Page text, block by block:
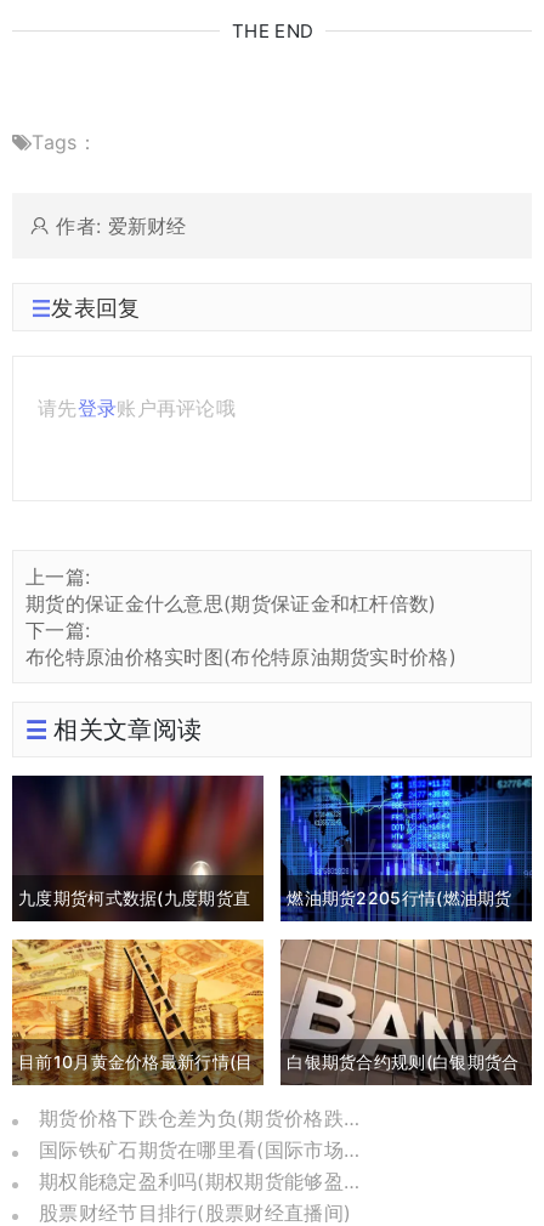
THE END
Tags：
作者: 爱新财经
发表回复
请先登录账户再评论哦
上一篇:
期货的保证金什么意思(期货保证金和杠杆倍数)
下一篇:
布伦特原油价格实时图(布伦特原油期货实时价格)
相关文章阅读
九度期货柯式数据(九度期货直
播间)
燃油期货2205行情(燃油期货
2105最新行情)
目前10月黄金价格最新行情(目
前10月黄金价格最新行情是多
少)
白银期货合约规则(白银期货合
约交割日期)
期货价格下跌仓差为负(期货价格跌到负数)
国际铁矿石期货在哪里看(国际市场铁矿石期货)
期权能稳定盈利吗(期权期货能够盈利的比例)
股票财经节目排行(股票财经直播间)